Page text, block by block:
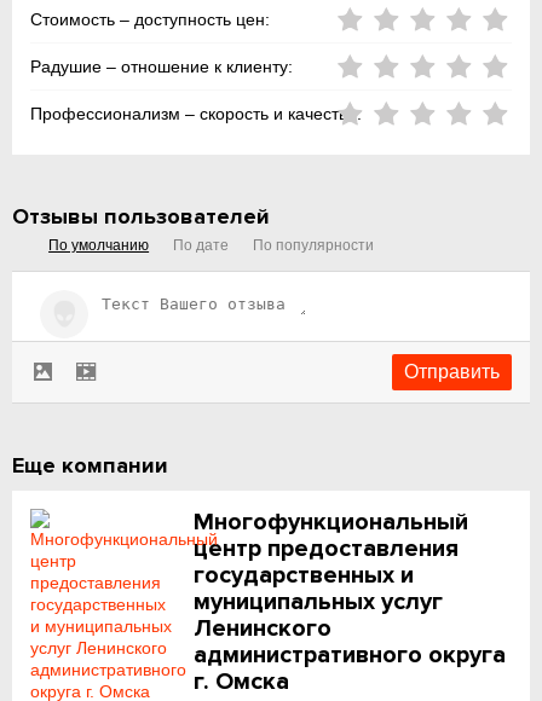
Стоимость – доступность цен:
Радушие – отношение к клиенту:
Профессионализм – скорость и качество:
Отзывы пользователей
По умолчанию По дате По популярности
Еще компании
Многофункциональный
центр предоставления
государственных и
муниципальных услуг
Ленинского
административного округа
г. Омска